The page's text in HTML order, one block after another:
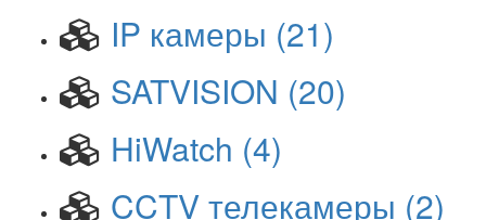
IP камеры (21)
SATVISION (20)
HiWatch (4)
CCTV телекамеры (2)